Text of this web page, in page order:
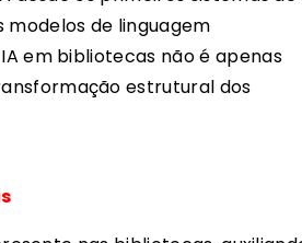
de linguagem
em bibliotecas não é apenas
estrutural dos